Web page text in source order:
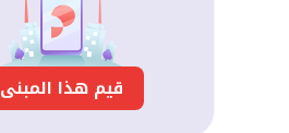
قيم هذا المبنى